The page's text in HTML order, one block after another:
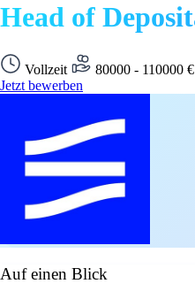
Head of
Vollzeit 80000 - 110000
Jetzt bewerben
Auf einen Blick